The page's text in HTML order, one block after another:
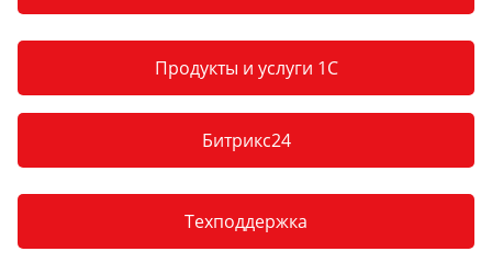
Продукты и услуги 1С
Битрикс24
Техподдержка